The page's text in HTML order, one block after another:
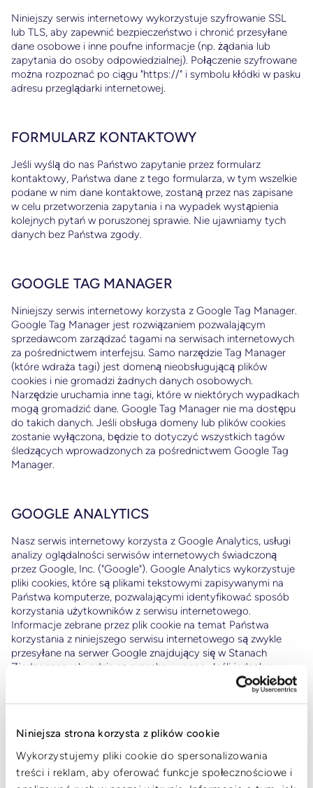
Niniejsza strona korzysta z plików cookie
Wykorzystujemy pliki cookie do spersonalizowania
treści i reklam, aby oferować funkcje społecznościowe i
Niniejszy serwis internetowy wykorzystuje szyfrowanie SSL
lub TLS, aby zapewnić bezpieczeństwo i chronić przesyłane
dane osobowe i inne poufne informacje (np. żądania lub
zapytania do osoby odpowiedzialnej). Połączenie szyfrowane
można rozpoznać po ciągu "https://" i symbolu kłódki w pasku
adresu przeglądarki internetowej.
FORMULARZ KONTAKTOWY
Jeśli wyślą do nas Państwo zapytanie przez formularz
kontaktowy, Państwa dane z tego formularza, w tym wszelkie
podane w nim dane kontaktowe, zostaną przez nas zapisane
w celu przetworzenia zapytania i na wypadek wystąpienia
kolejnych pytań w poruszonej sprawie. Nie ujawniamy tych
danych bez Państwa zgody.
GOOGLE TAG MANAGER
Niniejszy serwis internetowy korzysta z Google Tag Manager.
Google Tag Manager jest rozwiązaniem pozwalającym
sprzedawcom zarządzać tagami na serwisach internetowych
za pośrednictwem interfejsu. Samo narzędzie Tag Manager
(które wdraża tagi) jest domeną nieobsługującą plików
cookies i nie gromadzi żadnych danych osobowych.
Narzędzie uruchamia inne tagi, które w niektórych wypadkach
mogą gromadzić dane. Google Tag Manager nie ma dostępu
do takich danych. Jeśli obsługa domeny lub plików cookies
zostanie wyłączona, będzie to dotyczyć wszystkich tagów
śledzących wprowadzonych za pośrednictwem Google Tag
Manager.
GOOGLE ANALYTICS
Nasz serwis internetowy korzysta z Google Analytics, usługi
analizy oglądalności serwisów internetowych świadczoną
przez Google, Inc. ("Google"). Google Analytics wykorzystuje
pliki cookies, które są plikami tekstowymi zapisywanymi na
Państwa komputerze, pozwalającymi identyfikować sposób
korzystania użytkowników z serwisu internetowego.
Informacje zebrane przez plik cookie na temat Państwa
korzystania z niniejszego serwisu internetowego są zwykle
przesyłane na serwer Google znajdujący się w Stanach
Zjednoczonych, gdzie są przechowywane. Jeśli jednak w
niniejszym serwisie internetowym włączono anonimizację
adresów IP, Google z wyprzedzeniem skróci Państwa adres IP
Obszarze Gospodarczym. Tylko w wyjątkowych przypadkach
pełny adres IP zostanie przesłany na serwer Google w USA,
gdzie zostanie skrócony. W imieniu operatora serwisu
internetowego Google będzie korzystał z tych informacji w